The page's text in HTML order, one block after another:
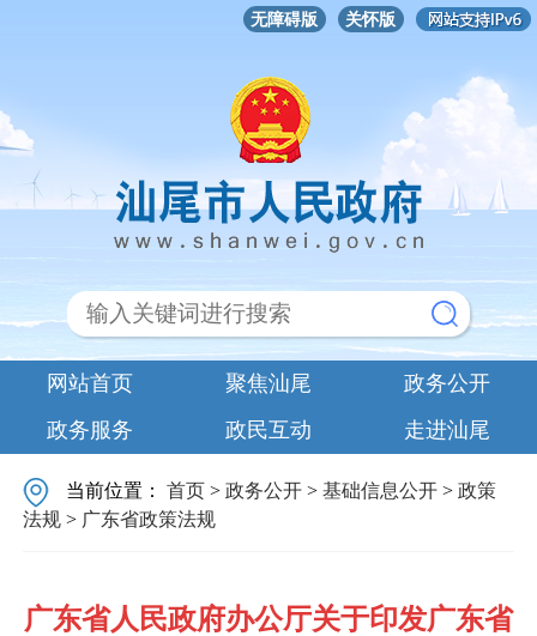
无障碍版 关怀版
网站首页 聚焦汕尾
政务公开
政务服务
政民互动 走进汕尾
当前位置：首页 >政务公开 >基础信息公开 >政策
法规 > 广东省政策法规
广东省人民政府办公厅关于印发广东省